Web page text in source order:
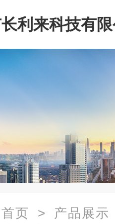
利来科技有
首页 > 产品展示